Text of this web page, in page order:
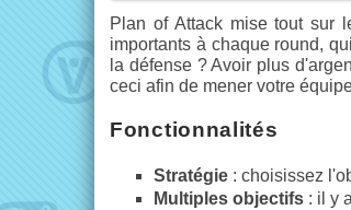
Plan of Attack mise tout sur
importants à chaque round,
la défense ? Avoir plus
ceci afin de mener votre
Fonctionnalités
Stratégie : choisissez
Multiples objectifs : il y